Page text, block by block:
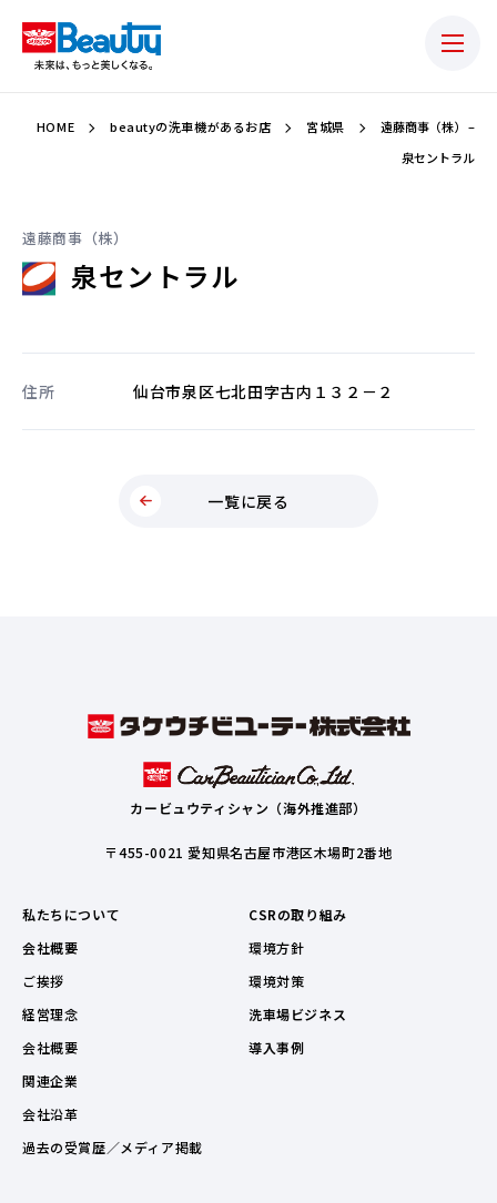
HOME beautyの洗車機があるお店 宮城県
遠藤商事（株） –
泉セントラル
遠藤商事（株）
泉セントラル
住所 仙台市泉区七北田字古内１３２－２
一覧に戻る
カービュウティシャン（海外推進部）
〒455-0021 愛知県名古屋市港区木場町2番地
私たちについて
会社概要
ご挨拶
経営理念
会社概要
関連企業
会社沿革
過去の受賞歴／メディア掲載
CSRの取り組み
環境方針
環境対策
洗車場ビジネス
導入事例